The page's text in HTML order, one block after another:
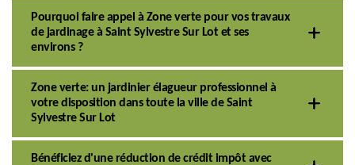
Pourquoi faire appel à Zone verte pour vos travaux
de jardinage à Saint Sylvestre Sur Lot et ses
environs ?
Zone verte: un jardinier élagueur professionnel à
votre disposition dans toute la ville de Saint
Sylvestre Sur Lot
Bénéficiez d'une réduction de crédit impôt avec